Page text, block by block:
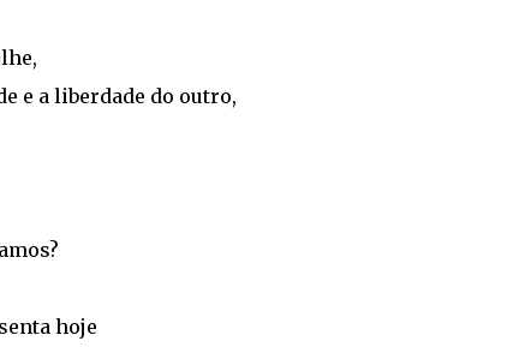
e a liberdade do outro,
hoje